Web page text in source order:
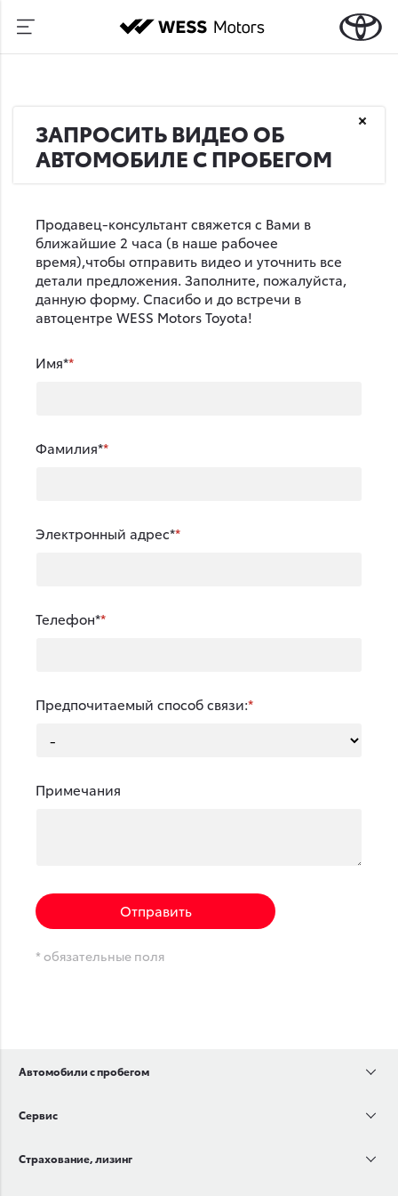
ЗАПРОСИТЬ ВИДЕО ОБ
АВТОМОБИЛЕ С ПРОБЕГОМ
Продавец-консультант свяжется с Вами в
ближайшие 2 часа (в наше рабочее
время),чтобы отправить видео и уточнить все
детали предложения. Заполните, пожалуйста,
данную форму. Спасибо и до встречи в
автоцентре WESS Motors Toyota!
Имя*
Фамилия*
Электронный адрес*
Телефон*
Предпочитаемый способ связи:
Примечания
Отправить
* обязательные поля
Автомобили с пробегом
Сервис
Страхование, лизинг